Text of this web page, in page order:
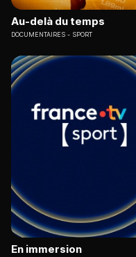
Au-delà du temps
DOCUMENTAIRES SPORT
En immersion